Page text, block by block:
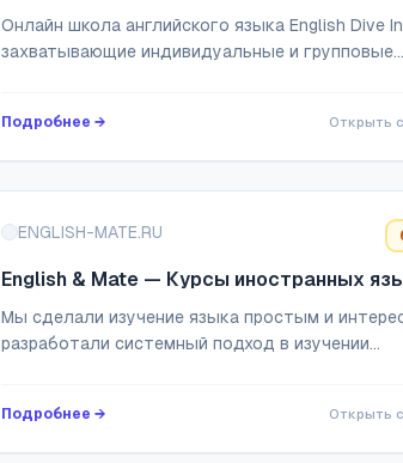
языка
Онлайн школа английского языка English Dive
захватывающие индивидуальные и групповые
Подробнее → Открыть
ENGLISH-MATE.RU
English & Mate — Курсы иностранных
с простым подходом к обучению и
собственным community
Мы сделали изучение языка простым и
разработали системный подход в изучении
заговорить...
Подробнее → Открыть